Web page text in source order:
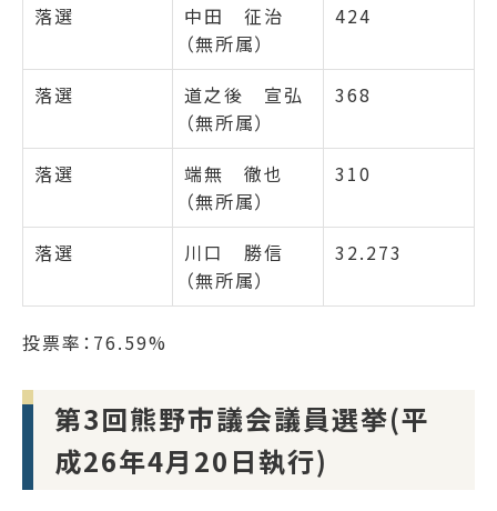
落選
中田 征治
（無所属）
424
落選
道之後 宣弘
（無所属）
368
落選
端無 徹也
（無所属）
310
落選
川口 勝信
（無所属）
32.273
投票率：76.59%
第3回熊野市議会議員選挙(平
成26年4月20日執行)